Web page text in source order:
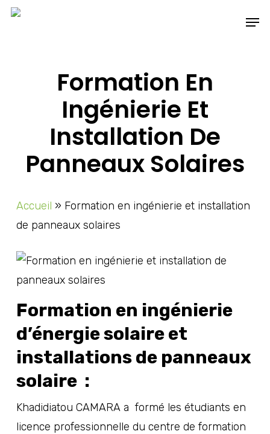
Skip
Formation En
Ingénierie Et
Installation De
Panneaux Solaires
Accueil » Formation en ingénierie et installation
de panneaux solaires
Formation en ingénierie
d’énergie solaire et
installations de panneaux
solaire :
Khadidiatou CAMARA a formé les étudiants en
licence professionnelle du centre de formation